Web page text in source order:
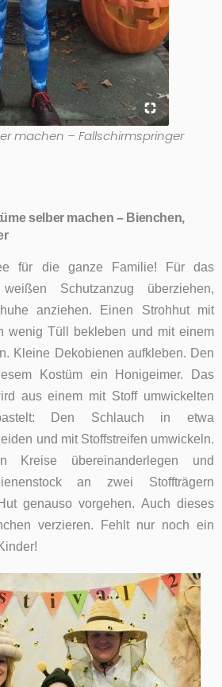
machen – Fallschirmspringer
selber machen – Bienchen,
für die ganze Familie! Für das
Schutzanzug überziehen,
anziehen. Einen Strohhut mit
wenig Tüll bekleben und mit einem
Kleine Dekobienen aufkleben. Den
Kostüm ein Honigeimer. Das
aus einem mit Stoff umwickelten
Den Schlauch in etwa
und mit Stoffstreifen umwickeln.
Kreise übereinanderlegen und
an zwei Stoffträgern
genauso vorgehen. Auch dieses
verzieren. Fehlt nur noch ein